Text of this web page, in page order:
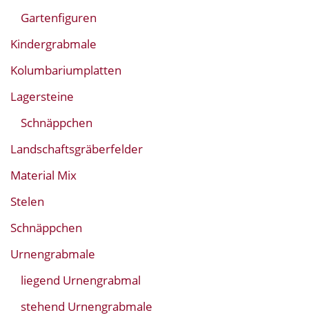
Gartenfiguren
Kindergrabmale
Kolumbariumplatten
Lagersteine
Schnäppchen
Landschaftsgräberfelder
Material Mix
Stelen
Schnäppchen
Urnengrabmale
liegend Urnengrabmal
stehend Urnengrabmale